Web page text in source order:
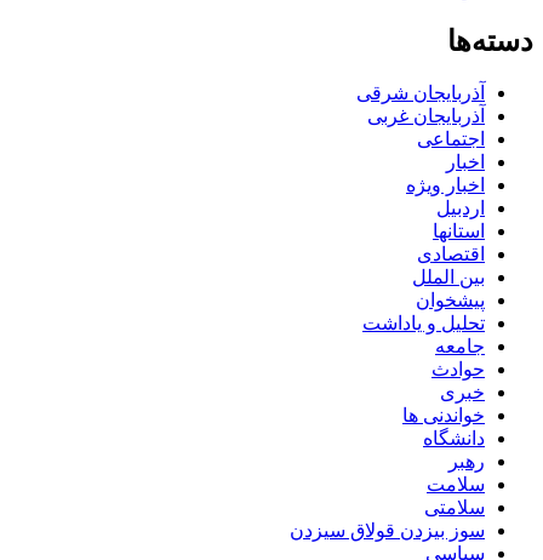
دسته‌ها
آذربایجان شرقی
آذربایجان غربی
اجتماعی
اخبار
اخبار ویژه
اردبیل
استانها
اقتصادی
بین الملل
پیشخوان
تحلیل و یاداشت
جامعه
حوادث
خبری
خواندنی ها
دانشگاه
رهبر
سلامت
سلامتی
سوز بیزدن قولاق سیزدن
سیاسی